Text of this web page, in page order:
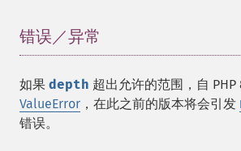
错误／异常
如果 depth 超出允许的范围，自 PHP
ValueError ，在此之前的版本将会引发
错误。